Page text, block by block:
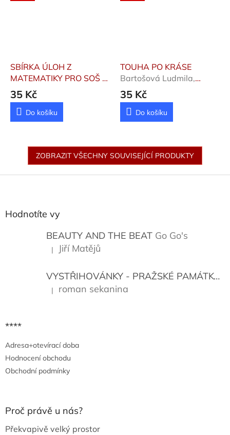
SBÍRKA ÚLOH Z
MATEMATIKY PRO SOŠ A
PRO STUDIJNÍ OBORY
SOU 1.Jirásek František,
Braniš Karel, Horák S
35 Kč
Do košíku
TOUHA PO KRÁSE
Bartošová Ludmila,
Feřtek Otakar
35 Kč
Do košíku
ZOBRAZIT VŠECHNY SOUVISEJÍCÍ PRODUKTY
Hodnotíte vy
BEAUTY AND THE BEAT Go Go's
Hodnocení produktu je 5 z 5 hvězdiček.
| Jiří Matějů
VYSTŘIHOVÁNKY - PRAŽSKÉ PAMÁTKY
Hodnocení produktu je 5 z 5 hvězdiček.
| roman sekanina
****
Adresa+otevírací doba
Hodnocení obchodu
Obchodní podmínky
Proč právě u nás?
Překvapivě velký prostor